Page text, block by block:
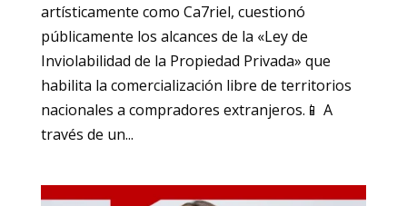
artísticamente como Ca7riel, cuestionó
públicamente los alcances de la «Ley de
Inviolabilidad de la Propiedad Privada» que
habilita la comercialización libre de territorios
nacionales a compradores extranjeros.📱 A
través de un...